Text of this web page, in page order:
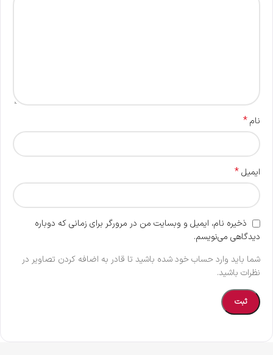
نام*
ایمیل*
ذخیره نام، ایمیل و وبسایت من در مرورگر برای زمانی که دوباره
دیدگاهی می‌نویسم.
شما باید وارد حساب خود شده باشید تا قادر به اضافه کردن تصاویر در
نظرات باشید.